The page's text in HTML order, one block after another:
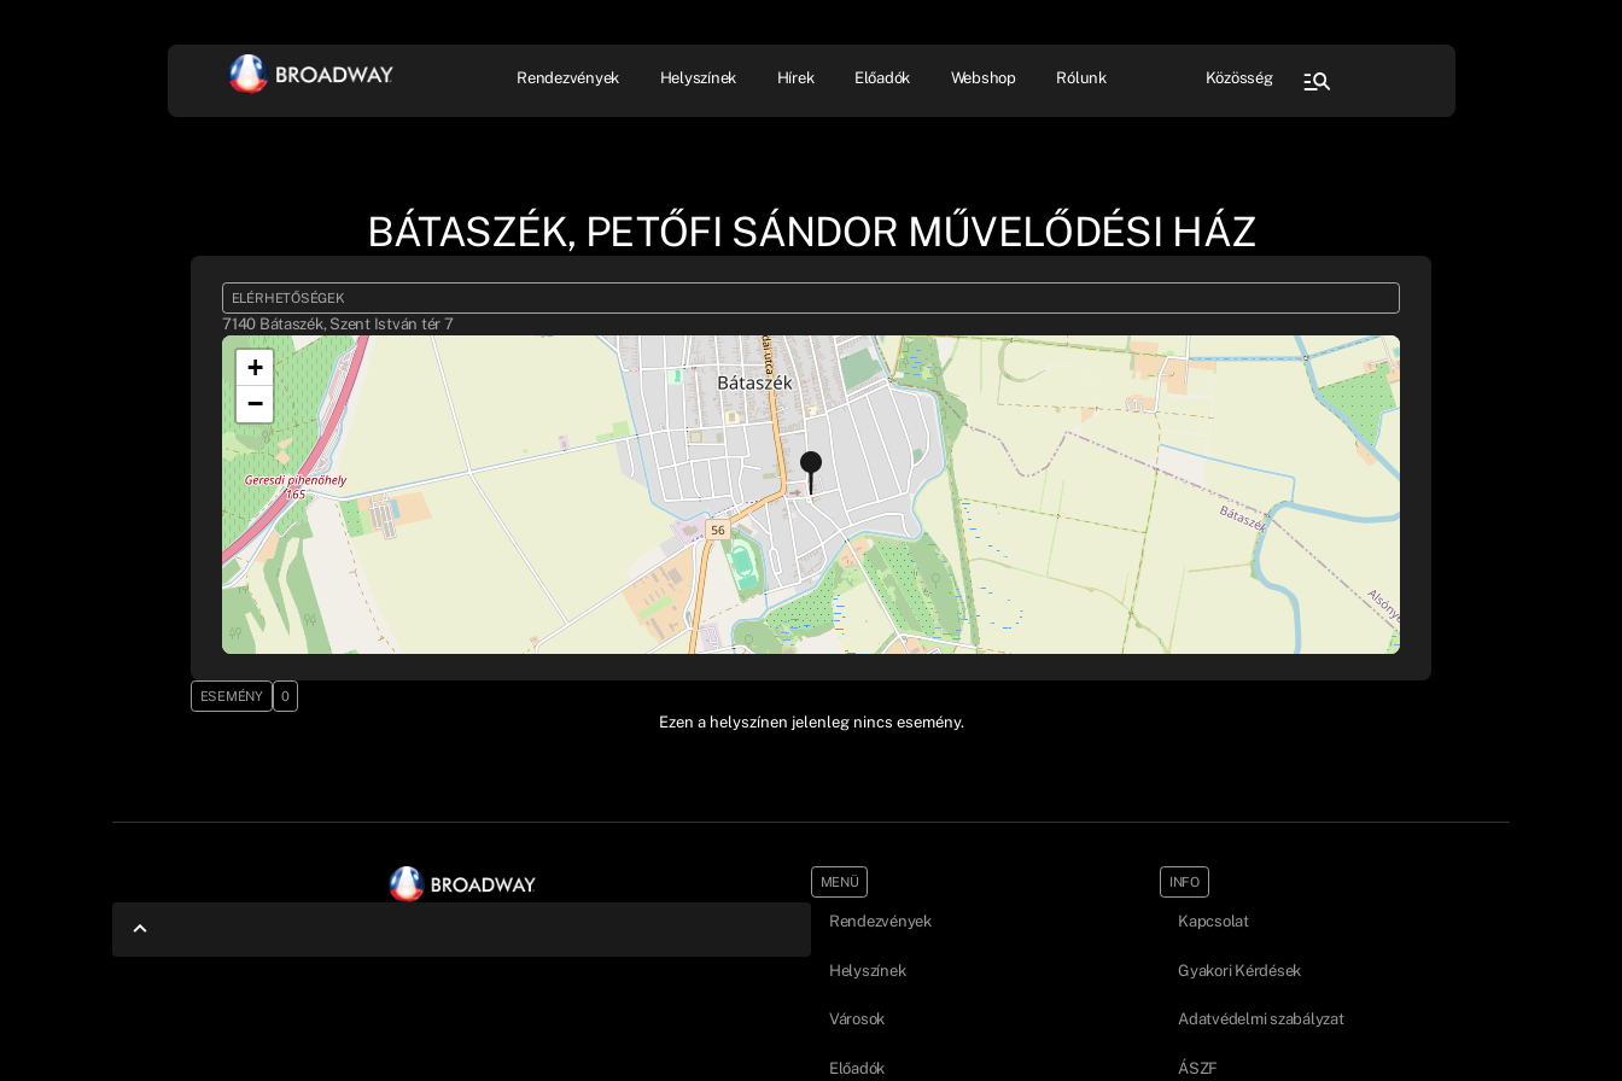
Rendezvények Helyszínek Hírek Előadók Webshop Rólunk Közösség
BÁTASZÉK, PETŐFI SÁNDOR MŰVELŐDÉSI HÁZ
ELÉRHETŐSÉGEK
7140 Bátaszék, Szent István tér 7
+
−
ESEMÉNY 0
Ezen a helyszínen jelenleg nincs esemény.
MENÜ
Rendezvények
Helyszínek
Városok
Előadók
INFO
Kapcsolat
Gyakori Kérdések
Adatvédelmi szabályzat
ÁSZF